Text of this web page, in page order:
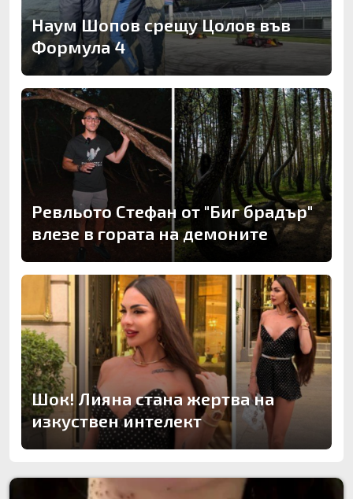
Наум Шопов срещу Цолов във
Формула 4
Ревльото Стефан от "Биг брадър"
влезе в гората на демоните
Шок! Лияна стана жертва на
изкуствен интелект